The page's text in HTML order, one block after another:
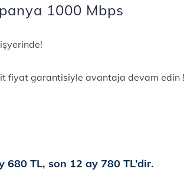
1000 Mbps
fiyat garantisiyle avantaja devam edin !
TL, son 12 ay 780 TL’dir.